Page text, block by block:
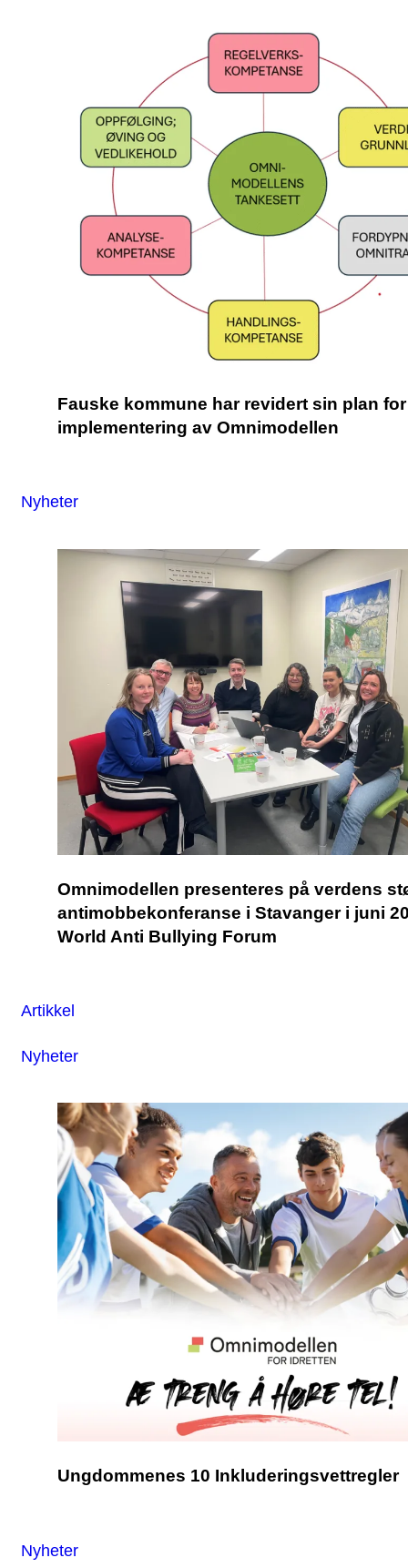
Fauske kommune har revidert sin plan for
implementering av Omnimodellen
Nyheter
Omnimodellen presenteres på verdens
antimobbekonferanse i Stavanger i juni
World Anti Bullying Forum
Artikkel
Nyheter
Ungdommenes 10 Inkluderingsvettregler
Nyheter